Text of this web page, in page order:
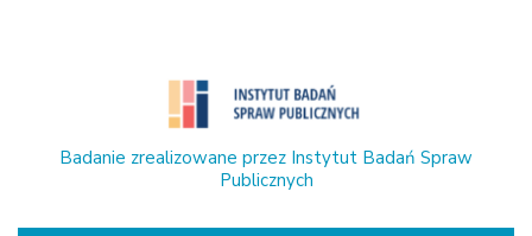
Badanie zrealizowane przez Instytut Badań Spraw
Publicznych